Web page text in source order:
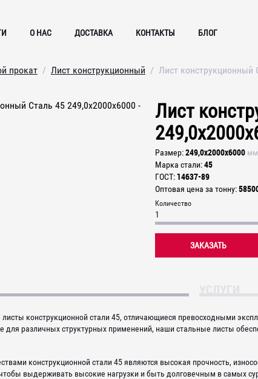
О НАС ДОСТАВКА КОНТАКТЫ БЛОГ
прокат Лист конструкционный Лист конструкционный
Лист
Размер 249,0х2000х6000 мм
Марка стали 45
ГОСТ 14637-89
Оптовая цена за тонну
Количество
ЗАКАЗАТЬ
конструкционной стали 45, отличающиеся превосходными
для различных структурных применений, наши стальные листы
конструкционной стали 45 являются высокая прочность,
выдерживать высокие нагрузки и быть долговечным в самых